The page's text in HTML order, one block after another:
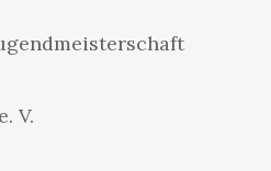
V.